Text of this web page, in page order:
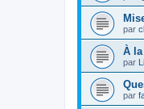
par
À
par
par